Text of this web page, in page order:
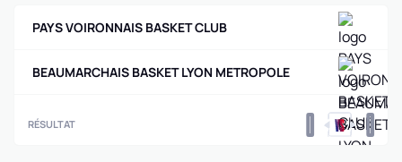
PAYS VOIRONNAIS BASKET CLUB
BEAUMARCHAIS BASKET LYON METROPOLE
RÉSULTAT 0 0